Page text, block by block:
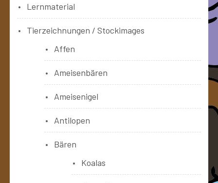
Lernmaterial
Tierzeichnungen / Stockimages
Affen
Ameisenbären
Ameisenigel
Antilopen
Bären
Koalas